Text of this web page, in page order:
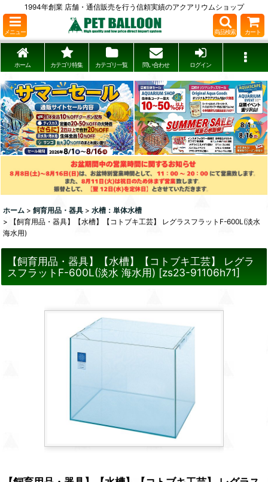
1994年創業 店舗・通信販売を行う信頼実績のアクアリウムショップ
メニュー 商品検索 カート
ホーム カテゴリ特集 カテゴリ一覧 問い合わせ ログイン
ホーム > 飼育用品・器具 > 水槽：単体水槽
>
【飼育用品・器具】【水槽】【コトブキ工芸】 レグラスフラットF-600L(淡水
海水用)
【飼育用品・器具】【水槽】【コトブキ工芸】 レグラ
スフラットF-600L(淡水 海水用) [zs23-91106h71]